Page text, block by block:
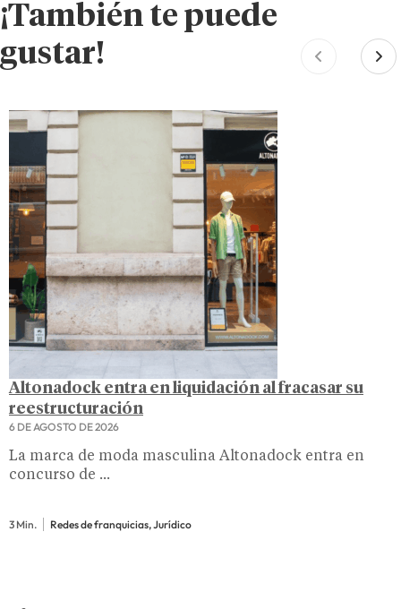
¡También te puede
gustar!
Altonadock entra en liquidación al fracasar su
reestructuración
6 DE AGOSTO DE 2026
La marca de moda masculina Altonadock entra en
concurso de ...
3 Min. Redes de franquicias, Jurídico